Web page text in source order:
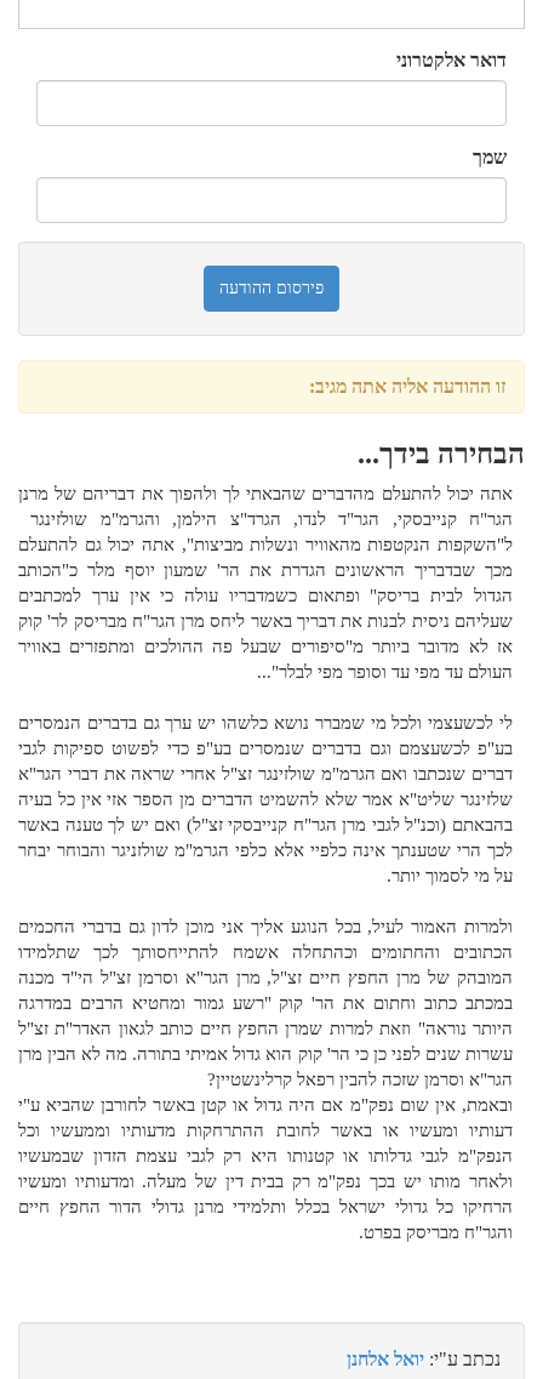
דואר אלקטרוני
שמך
זו ההודעה אליה אתה מגיב:
הבחירה בידך...
אתה יכול להתעלם מהדברים שהבאתי לך ולהפוך את דבריהם של מרנן
הגר"ח קנייבסקי, הגר"ד לנדו, הגרד"צ הילמן, והגרמ"מ שולזינגר
ל"השקפות הנקטפות מהאוויר ונשלות מביצות", אתה יכול גם להתעלם
מכך שבדבריך הראשונים הגדרת את הר' שמעון יוסף מלר כ"הכותב
הגדול לבית בריסק" ופתאום כשמדבריו עולה כי אין ערך למכתבים
שעליהם ניסית לבנות את דבריך באשר ליחס מרן הגר"ח מבריסק לר' קוק
אז לא מדובר ביותר מ"סיפורים שבעל פה ההולכים ומתפזרים באוויר
העולם עד מפי עד וסופר מפי לבלר"...
לי לכשעצמי ולכל מי שמברר נושא כלשהו יש ערך גם בדברים הנמסרים
בע"פ לכשעצמם וגם בדברים שנמסרים בע"פ כדי לפשוט ספיקות לגבי
דברים שנכתבו ואם הגרמ"מ שולזינגר זצ"ל אחרי שראה את דברי הגר"א
שלזינגר שליט"א אמר שלא להשמיט הדברים מן הספר אזי אין כל בעיה
בהבאתם (וכנ"ל לגבי מרן הגר"ח קנייבסקי זצ"ל) ואם יש לך טענה באשר
לכך הרי שטענתך אינה כלפיי אלא כלפי הגרמ"מ שולזניגר והבוחר יבחר
על מי לסמוך יותר.
ולמרות האמור לעיל, בכל הנוגע אליך אני מוכן לדון גם בדברי החכמים
הכתובים והחתומים וכהתחלה אשמח להתייחסותך לכך שתלמידו
המובהק של מרן החפץ חיים זצ"ל, מרן הגר"א וסרמן זצ"ל הי"ד מכנה
במכתב כתוב וחתום את הר' קוק "רשע גמור ומחטיא הרבים במדרגה
היותר נוראה" וזאת למרות שמרן החפץ חיים כותב לגאון האדר"ת זצ"ל
עשרות שנים לפני כן כי הר' קוק הוא גדול אמיתי בתורה. מה לא הבין מרן
הגר"א וסרמן שזכה להבין רפאל קרלינשטיין?
ובאמת, אין שום נפק"מ אם היה גדול או קטן באשר לחורבן שהביא ע"י
דעותיו ומעשיו או באשר לחובת ההתרחקות מדעותיו וממעשיו וכל
הנפק"מ לגבי גדלותו או קטנותו היא רק לגבי עצמת הזדון שבמעשיו
ולאחר מותו יש בכך נפק"מ רק בבית דין של מעלה. ומדעותיו ומעשיו
הרחיקו כל גדולי ישראל בכלל ותלמידי מרנן גדולי הדור החפץ חיים
והגר"ח מבריסק בפרט.
נכתב ע"י: יואל אלחנן